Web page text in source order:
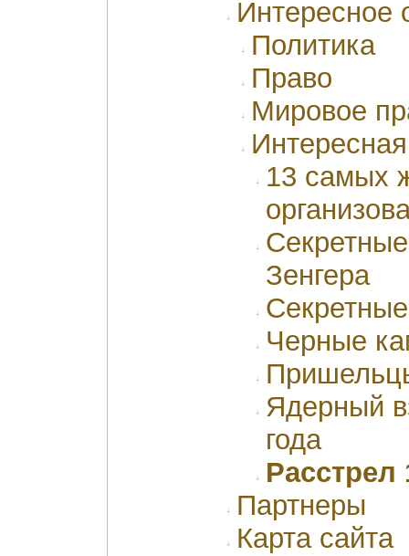
Интересное
Политика
Право
Мировое
13 самых
Зенгера
Черные
Ядерный
года
Расстрел
Партнеры
Карта сайта